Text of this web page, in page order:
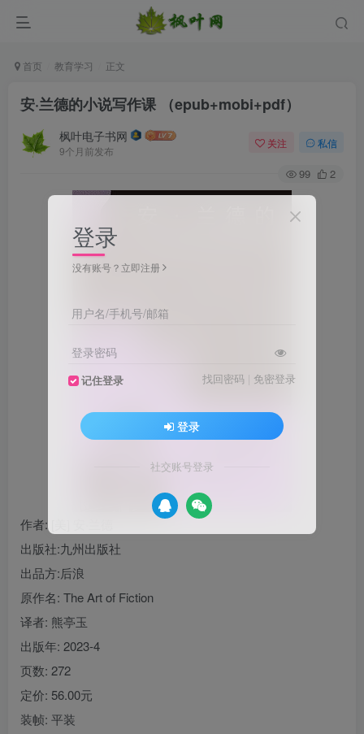
首页 教育学习 正文
安·兰德的小说写作课 （epub+mobi+pdf）
枫叶电子书网
9个月前发布
关注 私信
99 2
作者: [美] 安·兰德
出版社:九州出版社
出品方:后浪
原作名: The Art of Fiction
译者: 熊亭玉
出版年: 2023-4
页数: 272
定价: 56.00元
装帧: 平装
登录
没有账号？立即注册
用户名/手机号/邮箱
登录密码
记住登录 找回密码 | 免密登录
登录
社交账号登录